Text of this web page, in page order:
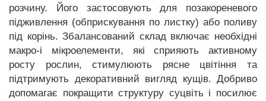
розчину. Його застосовують для позакореневого
підживлення (обприскування по листку) або поливу
під корінь. Збалансований склад включає необхідні
макро-і мікроелементи, які сприяють активному
росту рослин, стимулюють рясне цвітіння та
підтримують декоративний вигляд кущів. Добриво
допомагає покращити структуру суцвіть і посилює